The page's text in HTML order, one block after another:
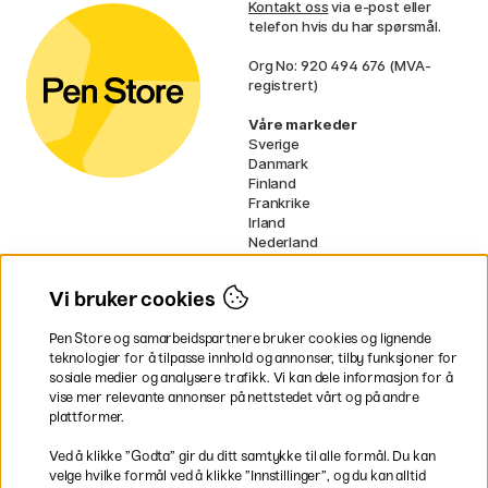
Kontakt ossvia e-post eller
telefon hvis du har spørsmål.
Org No: 920 494 676 (MVA-
registrert)
Våre markeder
Sverige
Danmark
Finland
Frankrike
Irland
Nederland
Tyskland
* Spesifikkefraktvilkårgjelder for
voluminøse varer.
Vi bruker cookies
Pen Store og samarbeidspartnere bruker cookies og lignende
teknologier for å tilpasse innhold og annonser, tilby funksjoner for
sosiale medier og analysere trafikk. Vi kan dele informasjon for å
vise mer relevante annonser på nettstedet vårt og på andre
plattformer.
Ved å klikke ”Godta” gir du ditt samtykke til alle formål. Du kan
velge hvilke formål ved å klikke ”Innstillinger”, og du kan alltid